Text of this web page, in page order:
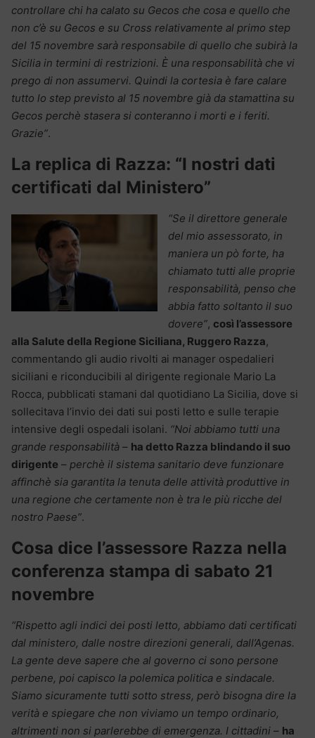
controllare chi ha calato su Gecos che cosa e quello che
non c’è su Gecos e su Cross relativamente al primo step
del 15 novembre sarà responsabile di quello che subirà la
Sicilia in termini di restrizioni. È una responsabilità che vi
prego di non assumervi. Quindi la cortesia è fare calare
tutto lo step previsto al 15 novembre già da stamattina su
Gecos perchè stasera si conteranno i morti e i feriti.
Grazie”.
La replica di Razza: “I nostri dati
certificati dal Ministero”
“Se il direttore generale
del mio assessorato, in
maniera un pò forte, ha
chiamato tutti alle proprie
responsabilità, penso che
abbia fatto soltanto il suo
dovere”, così l’assessore
alla Salute della Regione Siciliana, Ruggero Razza,
commentando gli audio rivolti ai manager ospedalieri
siciliani e riconducibili al dirigente regionale Mario La
Rocca, pubblicati stamani dal quotidiano La Sicilia, dove si
sollecitava l’invio dei dati sui posti letto e sulle terapie
intensive degli ospedali isolani. “Noi abbiamo tutti una
grande responsabilità – ha detto Razza blindando il suo
dirigente – perchè il sistema sanitario deve funzionare
affinchè sia garantita la tenuta delle attività produttive in
una regione che certamente non è tra le più ricche del
nostro Paese”.
Cosa dice l’assessore Razza nella
conferenza stampa di sabato 21
novembre
“Rispetto agli indici dei posti letto, abbiamo dati certificati
dal ministero, dalle nostre direzioni generali, dall’Agenas.
La gente deve sapere che al governo ci sono persone
perbene, poi capisco la polemica politica e sindacale.
Siamo sicuramente tutti sotto stress, però bisogna dire la
verità e spiegare che non viviamo un tempo ordinario,
altrimenti non si parlerebbe di emergenza. I cittadini – ha